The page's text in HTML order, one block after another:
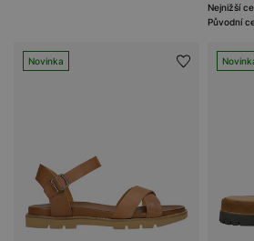
Nejnižší
Původní
Novinka